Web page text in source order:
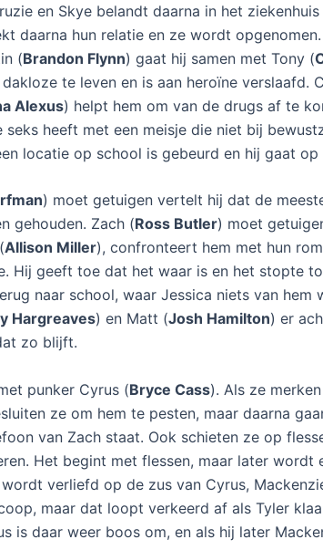
en Skye belandt daarna in het
daarna hun relatie en ze wordt
(Brandon Flynn) gaat hij samen met Tony (
te leven en is aan heroïne verslaafd.
Alexus) helpt hem om van de drugs af te
seks heeft met een meisje die niet bij
locatie op school is gebeurd en hij gaat op
) moet getuigen vertelt hij dat de
gehouden. Zach (Ross Butler) moet
Allison Miller), confronteert hem met hun
Hij geeft toe dat het waar is en het stopte
naar school, waar Jessica niets van hem
Hargreaves) en Matt (Josh Hamilton) er
zo blijft.
punker Cyrus (Bryce Cass). Als ze
ze om hem te pesten, maar daarna
van Zach staat. Ook schieten ze op
Het begint met flessen, maar later wordt
verliefd op de zus van Cyrus,
maar dat loopt verkeerd af als Tyler
is daar weer boos om, en als hij later